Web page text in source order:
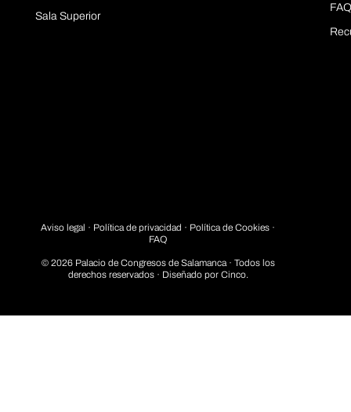
Sala Superior
Aviso legal · Política de privacidad · Política de Cookies ·
FAQ
© 2026 Palacio de Congresos de Salamanca · Todos los
derechos reservados · Diseñado por Cinco.